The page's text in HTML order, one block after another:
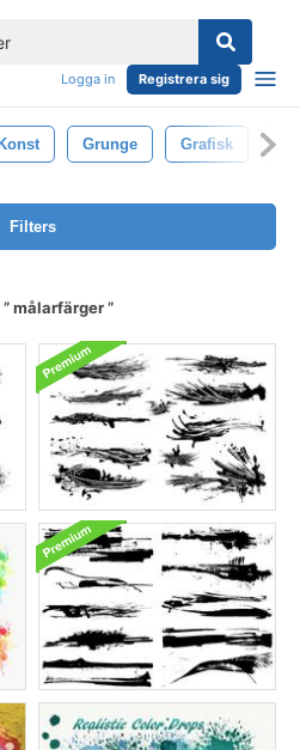
Logga in Registrera sig
Konst Grunge Grafisk
Filters
målarfärger